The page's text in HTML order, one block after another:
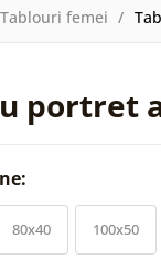
Tablouri femei
portret
80x40 100x50